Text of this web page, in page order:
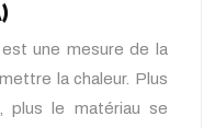
une mesure de la
la chaleur. Plus
plus le matériau se